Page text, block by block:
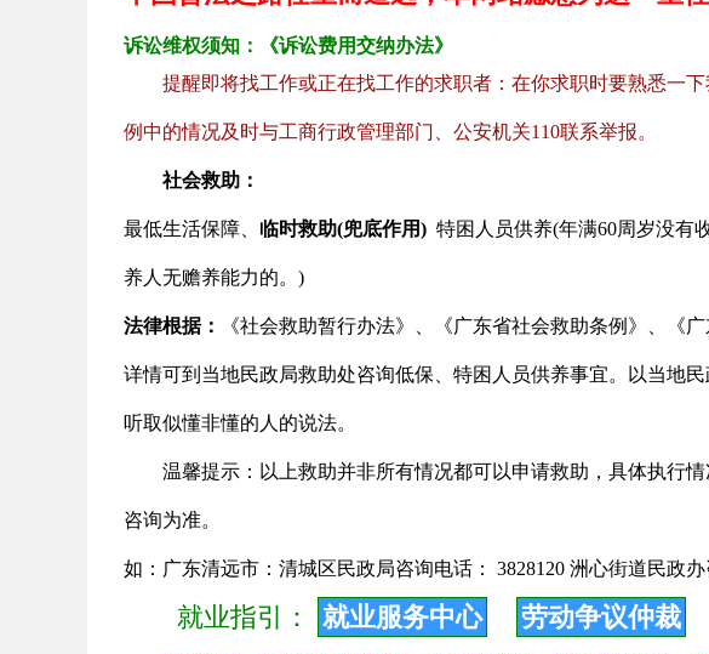
诉讼维权须知：《诉讼费用交纳办法》
提醒即将找工作或正在找工作的求职者：在你求职时要熟悉一下
例中的情况及时与工商行政管理部门、公安机关110联系举报。
社会救助：
最低生活保障 临时救助(兜底作用) 特困人员供养(年满60周岁没有
养人无赡养能力的。)
法律根据： 《社会救助暂行办法》、《广东省社会救助条例》、《广
详情可到当地民政局救助处咨询低保、特困人员供养事宜。以当地
听取似懂非懂的人的说法。
温馨提示：以上救助并非所有情况都可以申请救助，具体执行
咨询为准。
如：广东清远市：清城区民政局咨询电话： 3828120 洲心街道民政办
就业指引： 就业服务中心 劳动争议仲裁